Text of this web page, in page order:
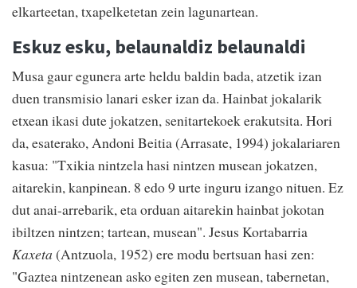
elkarteetan, txapelketetan zein lagunartean.
Eskuz esku, belaunaldiz belaunaldi
Musa gaur egunera arte heldu baldin bada, atzetik izan
duen transmisio lanari esker izan da. Hainbat jokalarik
etxean ikasi dute jokatzen, senitartekoek erakutsita. Hori
da, esaterako, Andoni Beitia (Arrasate, 1994) jokalariaren
kasua: "Txikia nintzela hasi nintzen musean jokatzen,
aitarekin, kanpinean. 8 edo 9 urte inguru izango nituen. Ez
dut anai-arrebarik, eta orduan aitarekin hainbat jokotan
ibiltzen nintzen; tartean, musean". Jesus Kortabarria
Kaxeta (Antzuola, 1952) ere modu bertsuan hasi zen:
"Gaztea nintzenean asko egiten zen musean, tabernetan,